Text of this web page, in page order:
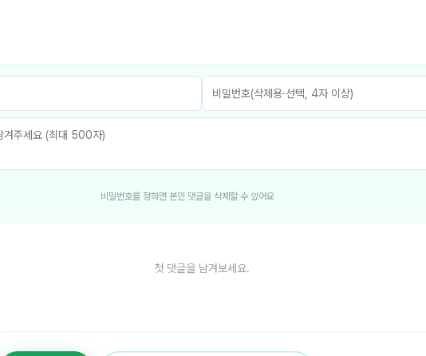
비밀번호를 정하면 본인 댓글을 삭제할 수 있어요
첫 댓글을 남겨보세요.